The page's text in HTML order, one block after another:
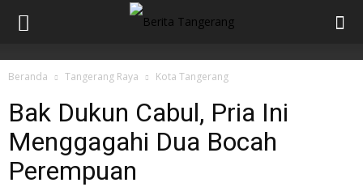
Beranda Tangerang Raya Kota Tangerang
Bak Dukun Cabul, Pria Ini
Menggagahi Dua Bocah
Perempuan